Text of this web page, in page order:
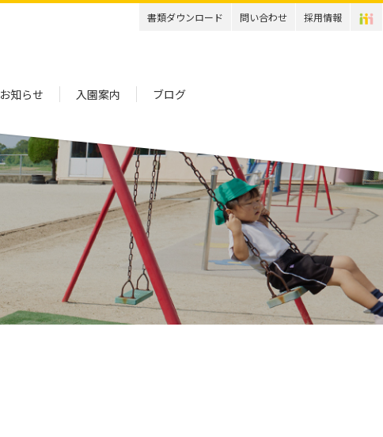
お知らせ 入園案内 ブログ
書類ダウンロード 問い合わせ 採用情報